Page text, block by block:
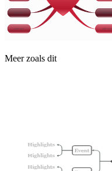
Meer zoals dit